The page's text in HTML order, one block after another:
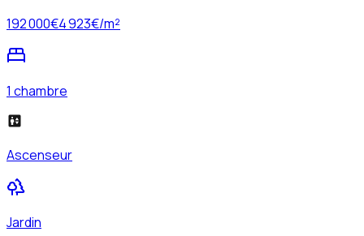
192 000€4 923€/m²
1 chambre
Ascenseur
Jardin